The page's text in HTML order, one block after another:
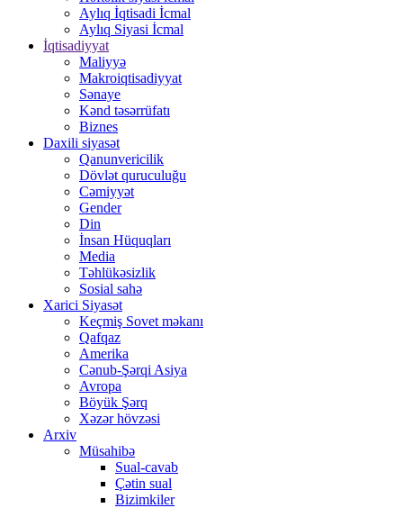
Aylıq İqtisadi İcmal
Aylıq Siyasi İcmal
İqtisadiyyat
Maliyyə
Makroiqtisadiyyat
Sənaye
Kənd təsərrüfatı
Biznes
Daxili siyasət
Qanunvericilik
Dövlət quruculuğu
Cəmiyyət
Gender
Din
İnsan Hüquqları
Media
Təhlükəsizlik
Sosial sahə
Xarici Siyasət
Keçmiş Sovet məkanı
Qafqaz
Amerika
Cənub-Şərqi Asiya
Avropa
Böyük Şərq
Xəzər hövzəsi
Arxiv
Müsahibə
Sual-cavab
Çətin sual
Bizimkiler